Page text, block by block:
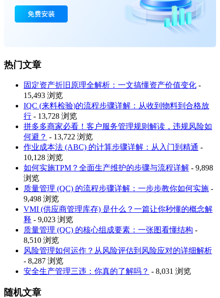
热门文章
固定资产折旧原理全解析：一文搞懂资产价值变化 -
15,493 浏览
IQC (来料检验)的流程步骤详解：从收到物料到合格放
行 - 13,728 浏览
拼多多商家必看！客户服务管理规则解读，违规风险如
何避？ - 13,722 浏览
作业成本法 (ABC) 的计算步骤详解：从入门到精通 -
10,128 浏览
如何实施TPM？全面生产维护的步骤与流程详解 - 9,898
浏览
质量管理 (QC) 的流程步骤详解：一步步教你如何实施 -
9,498 浏览
VMI (供应商管理库存) 是什么？一篇让你秒懂的概念解
释 - 9,023 浏览
质量管理 (QC) 的核心组成要素：一张图看懂结构 -
8,510 浏览
风险管理如何运作？从风险评估到风险应对的详细解析
- 8,287 浏览
安全生产管理三违：你真的了解吗？ - 8,031 浏览
随机文章